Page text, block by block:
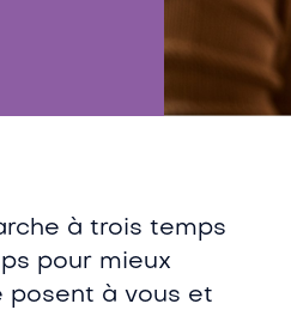
à trois temps
pour mieux
posent à vous et